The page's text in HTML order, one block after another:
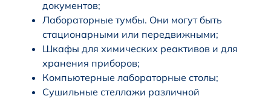
документов;
Лабораторные тумбы. Они могут быть
стационарными или передвижными;
Шкафы для химических реактивов и для
хранения приборов;
Компьютерные лабораторные столы;
Сушильные стеллажи различной